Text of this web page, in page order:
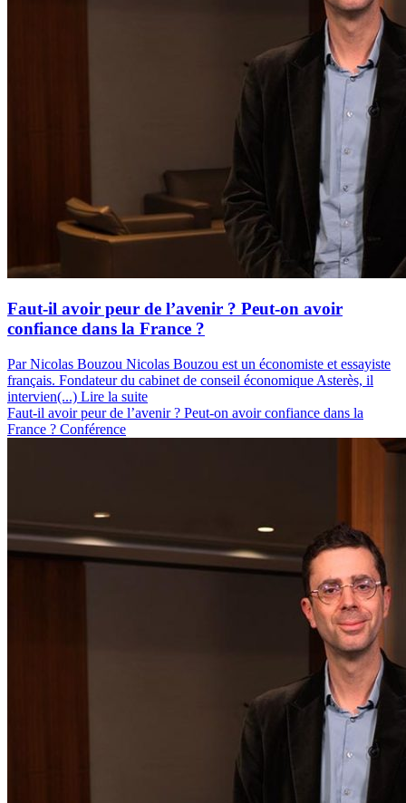
Faut-il avoir peur de l’avenir ? Peut-on avoir
confiance dans la France ?
Par Nicolas Bouzou Nicolas Bouzou est un économiste et essayiste
français. Fondateur du cabinet de conseil économique Asterès, il
intervien(...) Lire la suite
Faut-il avoir peur de l’avenir ? Peut-on avoir confiance dans la
France ? Conférence